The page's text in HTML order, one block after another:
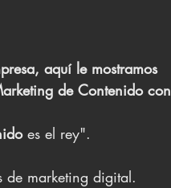
aquí le mostramos
de Contenido con
es el rey".
de marketing digital.